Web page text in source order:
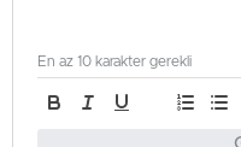
En az 10 karakter gerekli